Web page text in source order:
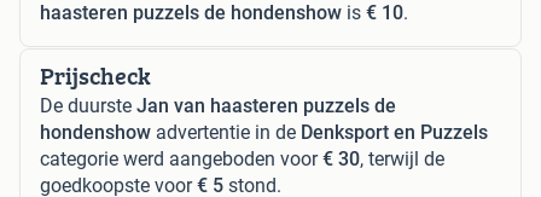
haasteren puzzels de hondenshow is € 10.
Prijscheck
De duurste Jan van haasteren puzzels de
hondenshow advertentie in de Denksport en Puzzels
categorie werd aangeboden voor€ 30, terwijl de
goedkoopste voor€ 5 stond.